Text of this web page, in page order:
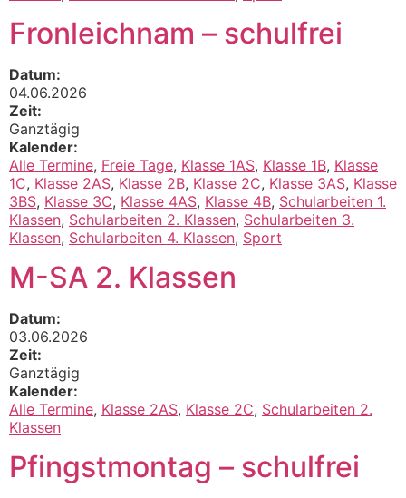
Fronleichnam – schulfrei
Datum:
04.06.2026
Zeit:
Ganztägig
Kalender:
Alle Termine, Freie Tage, Klasse 1AS, Klasse 1B, Klasse
1C, Klasse 2AS, Klasse 2B, Klasse 2C, Klasse 3AS, Klasse
3BS, Klasse 3C, Klasse 4AS, Klasse 4B, Schularbeiten 1.
Klassen, Schularbeiten 2. Klassen, Schularbeiten 3.
Klassen, Schularbeiten 4. Klassen, Sport
M-SA 2. Klassen
Datum:
03.06.2026
Zeit:
Ganztägig
Kalender:
Alle Termine, Klasse 2AS, Klasse 2C, Schularbeiten 2.
Klassen
Pfingstmontag – schulfrei